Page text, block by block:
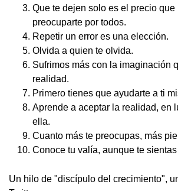
Que te dejen solo es el precio que
preocuparte por todos.
Repetir un error es una elección.
Olvida a quien te olvida.
Sufrimos más con la imaginación
realidad.
Primero tienes que ayudarte a ti
Aprende a aceptar la realidad, en
ella.
Cuanto más te preocupas, más
Conoce tu valía, aunque te
Un hilo de "discípulo del crecimiento",